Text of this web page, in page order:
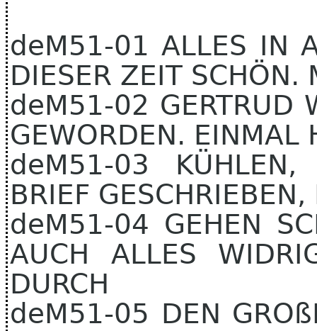
deM51-01 ALLES IN
DIESER ZEIT SCHÖN.
deM51-02 GERTRUD
GEWORDEN. EINMAL
deM51-03 KÜHLEN,
BRIEF
deM51-04 GEHEN
AUCH ALLES
DURCH
deM51-05 DEN